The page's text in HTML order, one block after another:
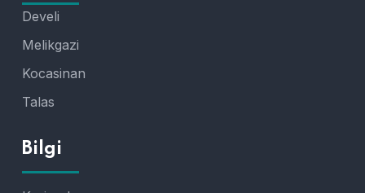
Develi
Melikgazi
Kocasinan
Talas
Bilgi